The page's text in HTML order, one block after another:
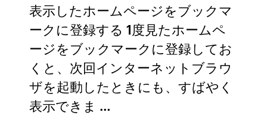
表示したホームページをブックマ
ークに登録する 1度見たホームペ
ージをブックマークに登録してお
くと、次回インターネットブラウ
ザを起動したときにも、すばやく
表示できま …